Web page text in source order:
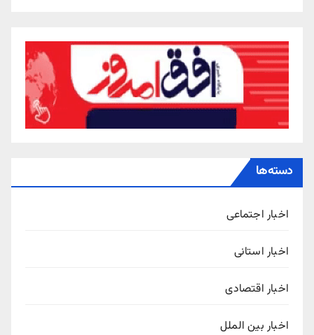
دسته‌ها
اخبار اجتماعی
اخبار استانی
اخبار اقتصادی
اخبار بین الملل